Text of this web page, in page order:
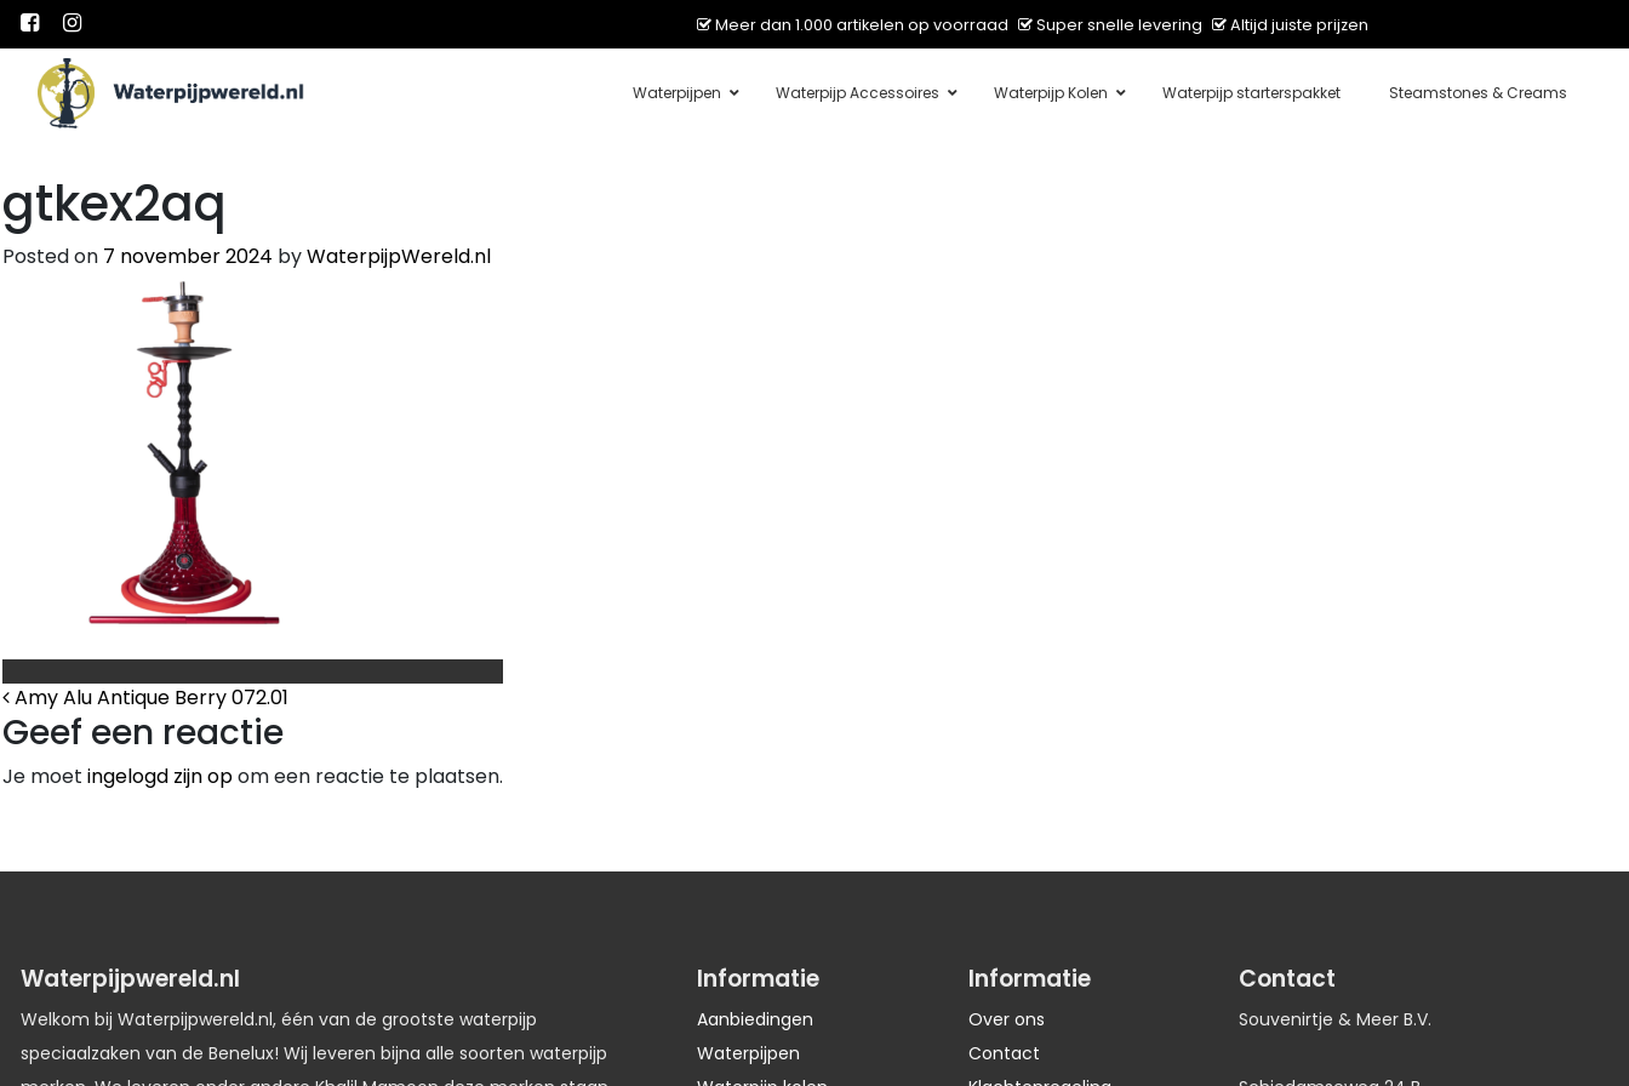
Meer dan 1.000 artikelen op voorraad Super snelle levering Altijd juiste prijzen
Main Navigation Waterpijpen Waterpijp Accessoires Waterpijp Kolen Waterpijp starterspakket Steamstones & Creams
gtkex2aq
Posted on 7 november 2024 byWaterpijpWereld.nl
Bericht Navigatie
Amy Alu Antique Berry 072.01
Geef een reactie
Je moet ingelogd zijn opom een reactie te plaatsen.
Waterpijpwereld.nl
Welkom bij Waterpijpwereld.nl, één van de grootste waterpijp
speciaalzaken van de Benelux! Wij leveren bijna alle soorten waterpijp
Informatie
Aanbiedingen
Waterpijpen
Informatie
Over ons
Contact
Contact
Souvenirtje & Meer B.V.